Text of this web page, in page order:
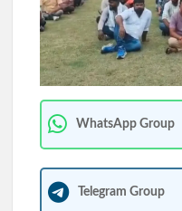
JPSC-JSSC छात्र आंदोलन को
सुधार की उठाई मांग
AI डीपफेक पर सरकार की बड़ी
नियम तोड़ने पर सोशल मीडिया
WhatsApp Group
Telegram Group